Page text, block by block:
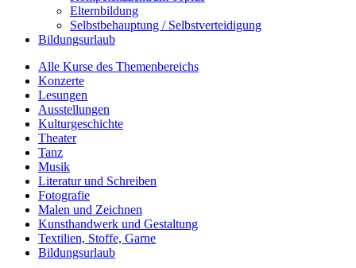
Elternbildung
Selbstbehauptung / Selbstverteidigung
Bildungsurlaub
Alle Kurse des Themenbereichs
Konzerte
Lesungen
Ausstellungen
Kulturgeschichte
Theater
Tanz
Musik
Literatur und Schreiben
Fotografie
Malen und Zeichnen
Kunsthandwerk und Gestaltung
Textilien, Stoffe, Garne
Bildungsurlaub